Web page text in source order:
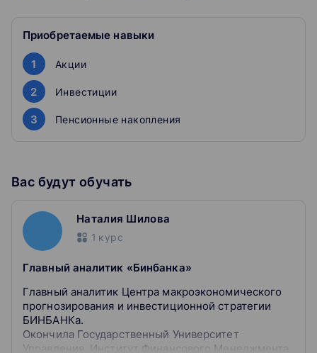
Приобретаемые навыки
1 Акции
2 Инвестиции
3 Пенсионные накопления
Вас будут обучать
Наталия Шилова
1 курс
Главный аналитик «Бинбанка»
Главный аналитик Центра макроэкономического
прогнозирования и инвестиционной стратегии
БИНБАНКа.
Окончила Государственный Университет
Управления, Институт Финансового Менеджмента,